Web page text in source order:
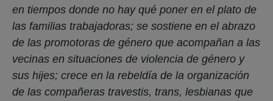
en tiempos donde no hay qué poner en el plato de
las familias trabajadoras; se sostiene en el abrazo
de las promotoras de género que acompañan a las
vecinas en situaciones de violencia de género y
sus hijes; crece en la rebeldía de la organización
de las compañeras travestis, trans, lesbianas que